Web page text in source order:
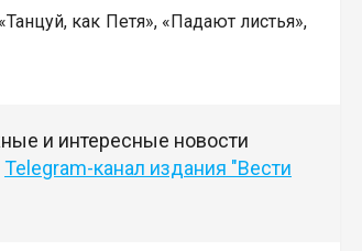
как Петя», «Падают листья»,
и интересные новости
Telegram-канал издания "Вести